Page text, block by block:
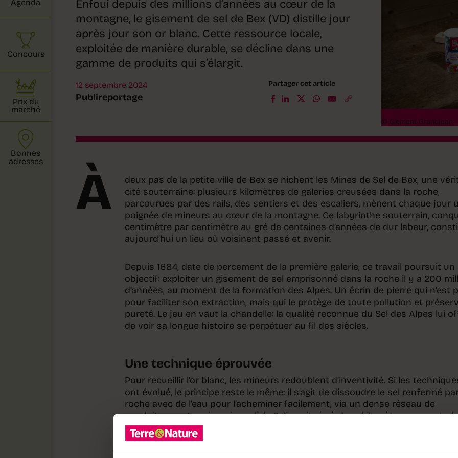
Enfoui depuis des millions d’années au cœur de la
montagne, le gisement de sel de Bex (VD) distille jour
après jour son or blanc. Cette ressource locale,
exploitée de manière durable, se décline dans une
gamme de produits qui s’élargit.
12 septembre 2024
Publireportage
Partager cet article
© Clément Grandjean
À
deux pas de la petite ville de Bex se nichent les Mines de Sel de Bex, une
cité souterraine: plusieurs kilomètres de galeries creusées dans la roche,
parcourues par des rails, des sentiers et des escaliers, mènent chaque jour
poignée de mineurs au cœur de la montagne. Ce labyrinthe souterrain,
centimètre par centimètre au gré de centaines d’années de dur labeur,
aujourd’hui un lieu où voisinent passé et avenir.
Depuis 1684, date de percement de la première galerie, ce travail poursuit un
objectif: exploiter un gisement de sel emprisonné dans la roche il y a 200
d’années, au moment de la formation des Alpes. Un écrin de pierre qui n’est
pour faciliter son extraction, mais qui le protège de toute pollution et
pureté. Le jeu en vaut la chandelle: la qualité reconnue du Sel des Alpes lui
de voir sa longue histoire se perpétuer au fil des siècles.
Une technique éprouvée
Pour recueillir l’or blanc, les mineurs redoublent d’inventivité. Si les
ont évolué, le principe reste le même: il s’agit de dissoudre le sel renfermé
roche avec de l’eau pour l’acheminer facilement, via un dense réseau de
conduites souterraines, jusqu’à la Saline située à deux kilomètres en
Aujourd’hui, ils sont trois mineurs à travailler dans les Mines de Sel de Bex:
réalisent des forages qui s’enfoncent jusqu’à 800 mètres de profondeur
repérer les gisements les plus prometteurs avant d’y injecter de l’eau sous
Agenda
Concours
Prix du
marché
Bonnes
adresses